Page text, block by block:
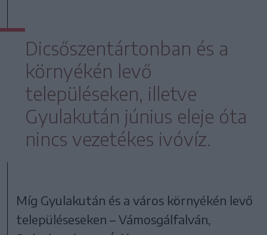
Dicsőszentártonban és a
környékén levő
településeken, illetve
Gyulakután június eleje óta
nincs vezetékes ivóvíz.
Míg Gyulakután és a város környékén levő
településeseken – Vámosgálfalván,